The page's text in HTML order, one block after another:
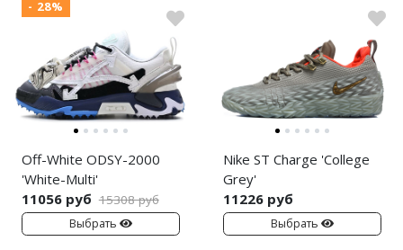
- 28%
Off-White ODSY-2000
'White-Multi'
11056 руб 15308 руб
Выбрать
Nike ST Charge 'College
Grey'
11226 руб
Выбрать